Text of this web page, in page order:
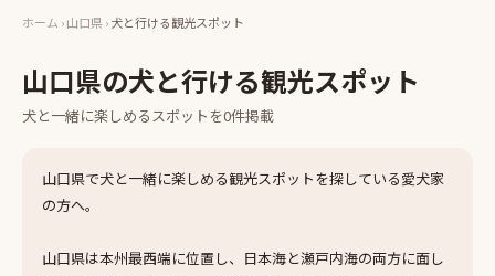
ホーム ›山口県›犬と行ける観光スポット
山口県の犬と行ける観光スポット
犬と一緒に楽しめるスポット を0件掲載
山口県で犬と一緒に楽しめる観光スポットを探している愛犬家
の方へ。
山口県は本州最西端に位置し、日本海と瀬戸内海の両方に面し